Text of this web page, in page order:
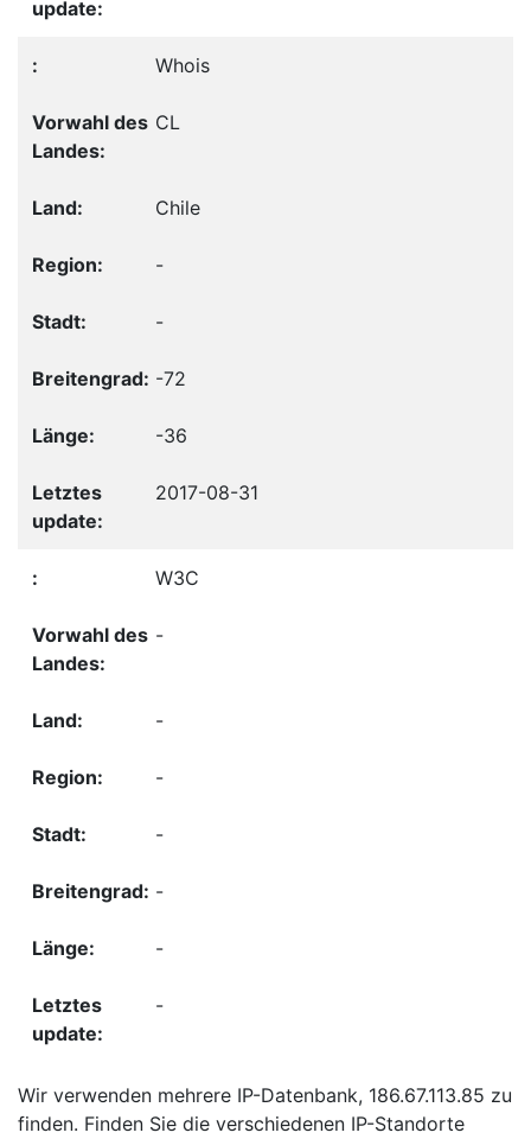
Whois
CL
Chile
-
-
-72
-36
2017-08-31
W3C
-
-
-
-
-
-
-
Wir verwenden mehrere IP-Datenbank, 186.67.113.85 zu
finden. Finden Sie die verschiedenen IP-Standorte